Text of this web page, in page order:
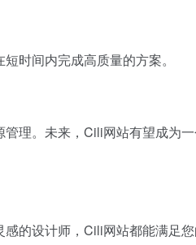
时间内完成高质量的方案。
理。未来，Cili网站有望成为一
的设计师，Cili网站都能满足